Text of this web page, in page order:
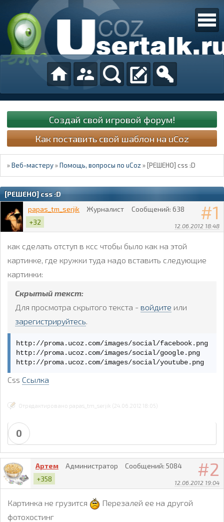
Создай свой игровой форум!
Как поставить свой шаблон на uCoz
»Веб-мастеру »Помощь, вопросы по uCoz » [РЕШЕНО] css :D
[РЕШЕНО] css :D
1
12.06.2012 18:48
papas_tm_serjik Журналист Сообщений: 638
+32
как сделать отступ в ксс чтобы было как на этой
картинке, где кружки туда надо вставить следующие
картинки:
Скрытый текст:
Для просмотра скрытого текста - войдите или
зарегистрируйтесь
http://proma.ucoz.com/images/social/facebook.png
http://proma.ucoz.com/images/social/google.png
http://proma.ucoz.com/images/social/youtube.png
Css Ссылка
Отредактировано papas_tm_serjik (24.06.2012 18:05)
0
2
12.06.2012 19:04
Артем Администратор Сообщений: 5084
+358
Картинка не грузится
Перезалей ее на другой
фотохостинг